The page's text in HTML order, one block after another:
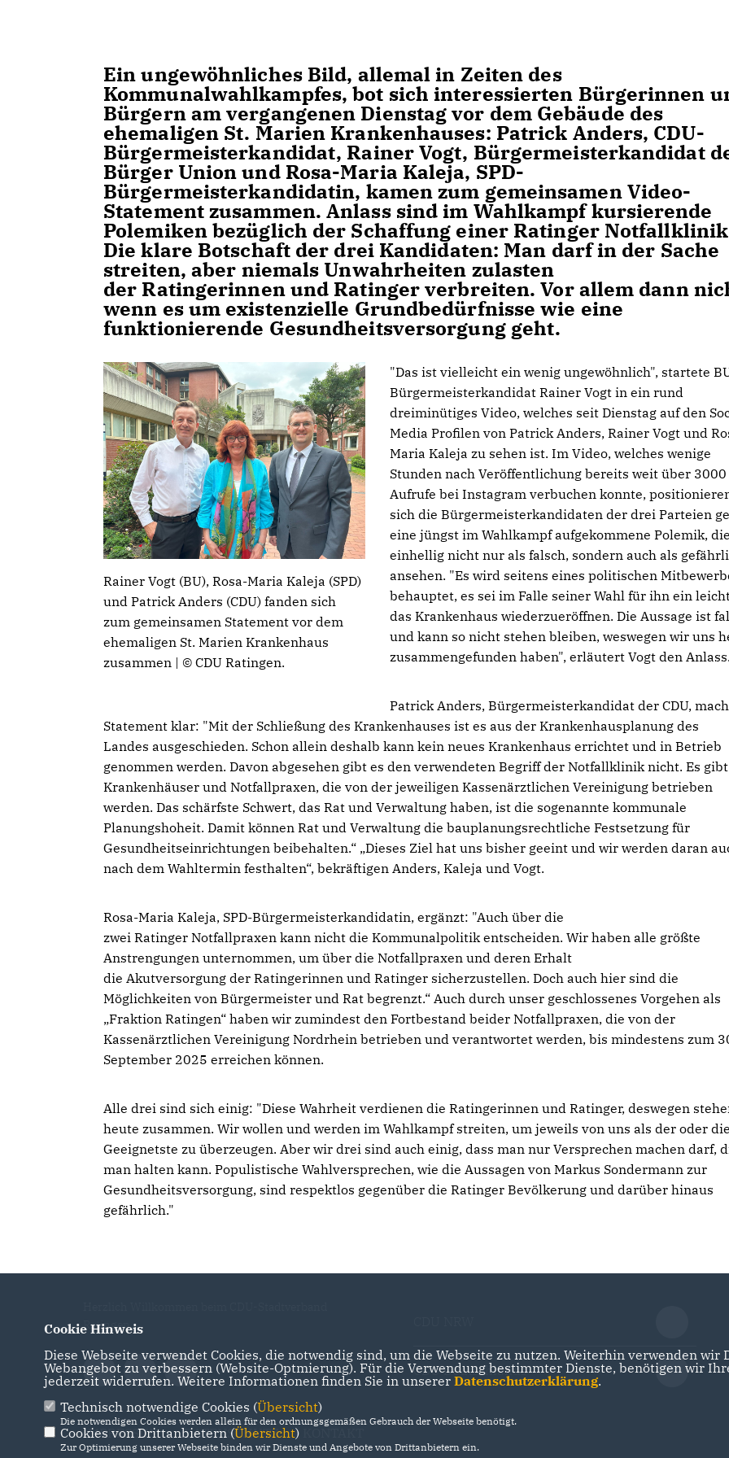
Ein ungewöhnliches Bild, allemal in Zeiten des
Kommunalwahlkampfes, bot sich interessierten Bürgerinnen
Bürgern am vergangenen Dienstag vor dem Gebäude des
ehemaligen St. Marien Krankenhauses: Patrick Anders, CDU-
Bürgermeisterkandidat, Rainer Vogt, Bürgermeisterkandidat
Bürger Union und Rosa-Maria Kaleja, SPD-
Bürgermeisterkandidatin, kamen zum gemeinsamen Video-
Statement zusammen. Anlass sind im Wahlkampf kursierende
Polemiken bezüglich der Schaffung einer Ratinger
Die klare Botschaft der drei Kandidaten: Man darf in der Sache
streiten, aber niemals Unwahrheiten zulasten
der Ratingerinnen und Ratinger verbreiten. Vor allem dann
wenn es um existenzielle Grundbedürfnisse wie eine
funktionierende Gesundheitsversorgung geht.
Rainer Vogt (BU), Rosa-Maria Kaleja (SPD)
und Patrick Anders (CDU) fanden sich
zum gemeinsamen Statement vor dem
ehemaligen St. Marien Krankenhaus
zusammen | © CDU Ratingen.
"Das ist vielleicht ein wenig ungewöhnlich", startete
Bürgermeisterkandidat Rainer Vogt in ein rund
dreiminütiges Video, welches seit Dienstag auf den
Media Profilen von Patrick Anders, Rainer Vogt und
Maria Kaleja zu sehen ist. Im Video, welches wenige
Stunden nach Veröffentlichung bereits weit über 3000
Aufrufe bei Instagram verbuchen konnte,
sich die Bürgermeisterkandidaten der drei Parteien
eine jüngst im Wahlkampf aufgekommene Polemik,
einhellig nicht nur als falsch, sondern auch als
ansehen. "Es wird seitens eines politischen
behauptet, es sei im Falle seiner Wahl für ihn ein
das Krankenhaus wiederzueröffnen. Die Aussage ist
und kann so nicht stehen bleiben, weswegen wir uns
zusammengefunden haben", erläutert Vogt den Anlass.
Patrick Anders, Bürgermeisterkandidat der CDU,
Statement klar: "Mit der Schließung des Krankenhauses ist es aus der Krankenhausplanung des
Landes ausgeschieden. Schon allein deshalb kann kein neues Krankenhaus errichtet und in Betrieb
genommen werden. Davon abgesehen gibt es den verwendeten Begriff der Notfallklinik nicht. Es gibt
Krankenhäuser und Notfallpraxen, die von der jeweiligen Kassenärztlichen Vereinigung betrieben
werden. Das schärfste Schwert, das Rat und Verwaltung haben, ist die sogenannte kommunale
Planungshoheit. Damit können Rat und Verwaltung die bauplanungsrechtliche Festsetzung für
Gesundheitseinrichtungen beibehalten.“ „Dieses Ziel hat uns bisher geeint und wir werden daran
nach dem Wahltermin festhalten“, bekräftigen Anders, Kaleja und Vogt.
Rosa-Maria Kaleja, SPD-Bürgermeisterkandidatin, ergänzt: "Auch über die
zwei Ratinger Notfallpraxen kann nicht die Kommunalpolitik entscheiden. Wir haben alle größte
Anstrengungen unternommen, um über die Notfallpraxen und deren Erhalt
die Akutversorgung der Ratingerinnen und Ratinger sicherzustellen. Doch auch hier sind die
Möglichkeiten von Bürgermeister und Rat begrenzt.“ Auch durch unser geschlossenes Vorgehen als
Fraktion Ratingen“ haben wir zumindest den Fortbestand beider Notfallpraxen, die von der
Kassenärztlichen Vereinigung Nordrhein betrieben und verantwortet werden, bis mindestens zum
September 2025 erreichen können.
Alle drei sind sich einig: "Diese Wahrheit verdienen die Ratingerinnen und Ratinger, deswegen
heute zusammen. Wir wollen und werden im Wahlkampf streiten, um jeweils von uns als der oder die
Geeignetste zu überzeugen. Aber wir drei sind auch einig, dass man nur Versprechen machen darf,
man halten kann. Populistische Wahlversprechen, wie die Aussagen von Markus Sondermann zur
Gesundheitsversorgung, sind respektlos gegenüber die Ratinger Bevölkerung und darüber hinaus
gefährlich."
Ratingen
IMPRESSUM DATENSCHUTZ
CDU Deutschlands
Cookie Hinweis
Diese Webseite verwendet Cookies, die notwendig sind, um die Webseite zu nutzen. Weiterhin verwenden
Webangebot zu verbessern (Website-Optmierung). Für die Verwendung bestimmter Dienste, benötigen wir
jederzeit widerrufen. Weitere Informationen finden Sie in unserer Datenschutzerklärung.
Technisch notwendige Cookies (Übersicht)
Die notwendigen Cookies werden allein für den ordnungsgemäßen Gebrauch der Webseite benötigt.
Cookies von Drittanbietern (Übersicht)
Zur Optimierung unserer Webseite binden wir Dienste und Angebote von Drittanbietern ein.